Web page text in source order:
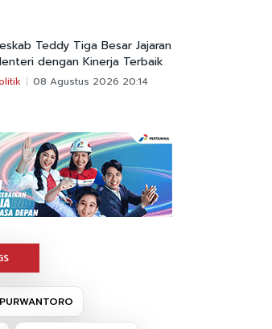
Teddy Tiga Besar Jajaran
dengan Kinerja Terbaik
08 Agustus 2026 20:14